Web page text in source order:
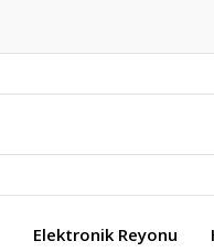
Elektronik Reyonu